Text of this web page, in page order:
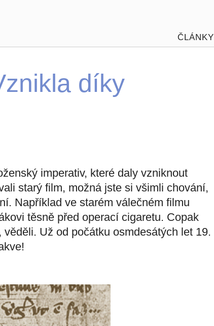
ČLÁNKY
díky
imperativ, které daly vzniknout
starý film, možná jste si všimli chování,
Například ve starém válečném filmu
těsně před operací cigaretu. Copak
Už od počátku osmdesátých let 19.